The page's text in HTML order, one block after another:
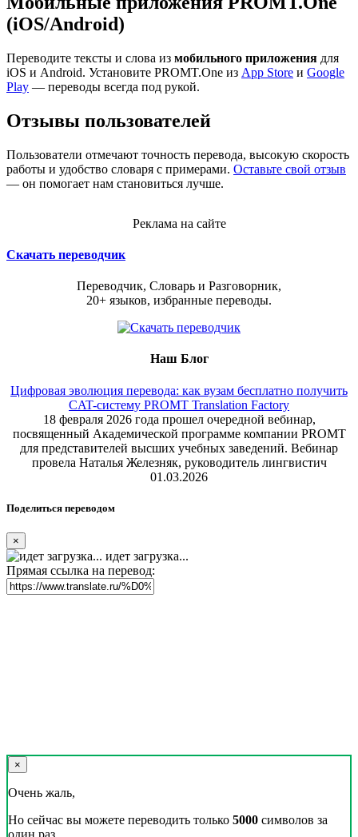
(iOS/Android)
Переводите тексты и слова из мобильного приложения для
iOS и Android. Установите PROMT.One из App Store и Google
Play — переводы всегда под рукой.
Отзывы пользователей
Пользователи отмечают точность перевода, высокую скорость
работы и удобство словаря с примерами. Оставьте свой отзыв
— он помогает нам становиться лучше.
Реклама на сайте
Скачать переводчик
Переводчик, Словарь и Разговорник,
20+ языков, избранные переводы.
Наш Блог
Цифровая эволюция перевода: как вузам бесплатно получить
CAT-систему PROMT Translation Factory
18 февраля 2026 года прошел очередной вебинар,
посвященный Академической программе компании PROMT
для представителей высших учебных заведений. Вебинар
провела Наталья Железняк, руководитель лингвистич
01.03.2026
Поделиться переводом
×
идет загрузка...
Прямая ссылка на перевод:
×
Очень жаль,
Но сейчас вы можете переводить только 5000 символов за
один раз.